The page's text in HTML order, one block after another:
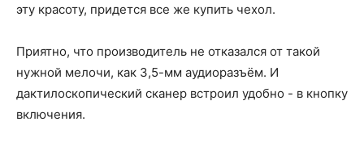
эту красоту, придется все же купить чехол.
Приятно, что производитель не отказался от такой
нужной мелочи, как 3,5-мм аудиоразъём. И
дактилоскопический сканер встроил удобно - в кнопку
включения.